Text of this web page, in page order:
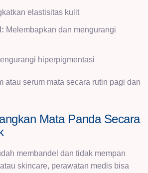
elastisitas kulit
Melembapkan dan mengurangi
hiperpigmentasi
atau serum mata secara rutin pagi dan
Mata Panda Secara
membandel dan tidak mempan
skincare, perawatan medis bisa